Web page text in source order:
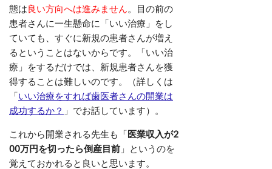
態は良い方向へは進みません
。目の前の
患者さんに一生懸命に「いい治療」をし
ていても、すぐに新規の患者さんが増え
るということはないからです。「いい治
療」をするだけでは、新規患者さんを獲
得することは難しいのです。（詳しくは
「いい治療をすれば歯医者さんの開業は
成功するか？ 」でお話しています）。
これから開業される先生も「医業収入が2
00万円を切ったら倒産目前 」というのを
覚えておかれると良いと思います。